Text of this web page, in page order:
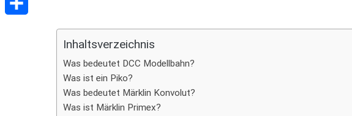
Inhaltsverzeichnis
Was bedeutet DCC Modellbahn?
Was ist ein Piko?
Was bedeutet Märklin Konvolut?
Was ist Märklin Primex?